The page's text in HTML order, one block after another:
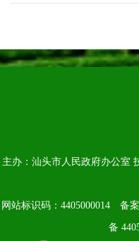
主办：汕头市人民政府办公室
网站标识码：4405000014 备
备